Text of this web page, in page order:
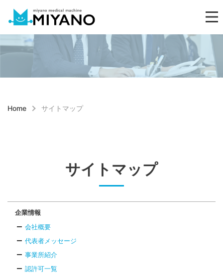
Home サイトマップ
サイトマップ
企業情報
会社概要
代表者メッセージ
事業所紹介
認許可一覧